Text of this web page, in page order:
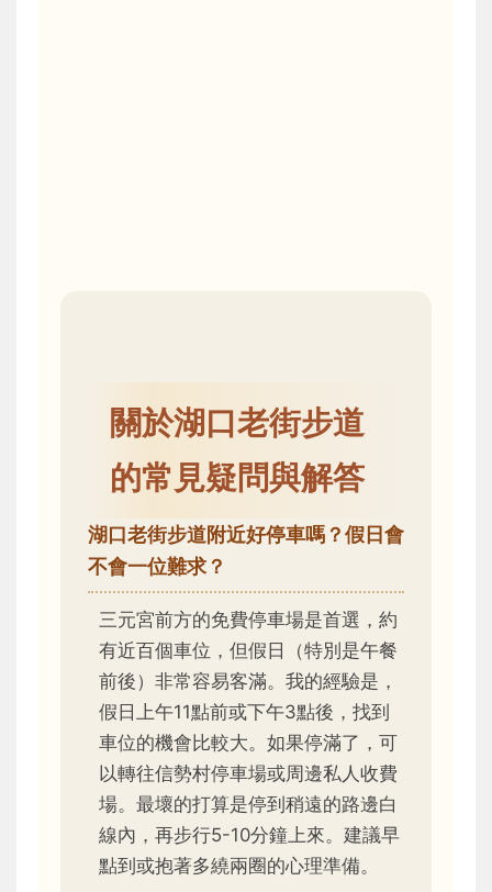
關於湖口老街步道
的常見疑問與解答
湖口老街步道附近好停車嗎？假日會
不會一位難求？
三元宮前方的免費停車場是首選，約
有近百個車位，但假日（特別是午餐
前後）非常容易客滿。我的經驗是，
假日上午11點前或下午3點後，找到
車位的機會比較大。如果停滿了，可
以轉往信勢村停車場或周邊私人收費
場。最壞的打算是停到稍遠的路邊白
線內，再步行5-10分鐘上來。建議早
點到或抱著多繞兩圈的心理準備。